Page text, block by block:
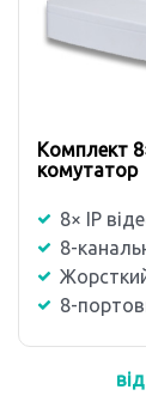
Комплект
комутатор
8× IP
8-
8-